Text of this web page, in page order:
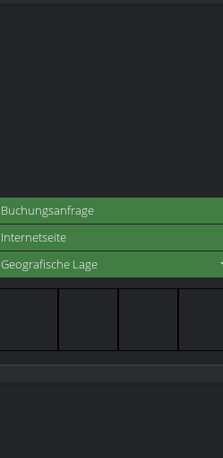
Buchungsanfrage
Internetseite
Geografische Lage